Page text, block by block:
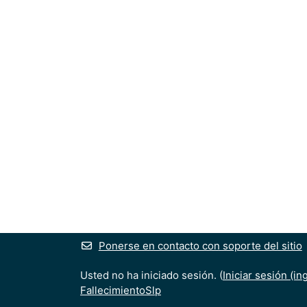
Ponerse en contacto con soporte del sitio
Usted no ha iniciado sesión. (Iniciar sesión
FallecimientoSlp